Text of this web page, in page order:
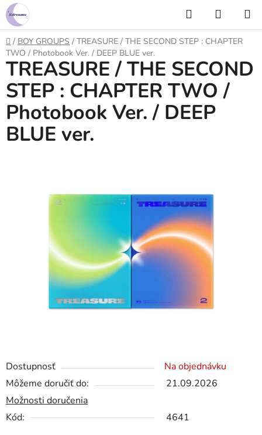
Prejsť
na
obsah
Hľadať
KOŠÍK
Domov
/ BOY GROUPS / TREASURE / THE SECOND STEP : CHAPTER
TWO / Photobook Ver. / DEEP BLUE ver.
Dostupnosť
Na objednávku
Môžeme doručiť do:
21.09.2026
Možnosti doručenia
Kód:
4641
TREASURE / THE SECOND
STEP : CHAPTER TWO /
Photobook Ver. / DEEP
BLUE ver.